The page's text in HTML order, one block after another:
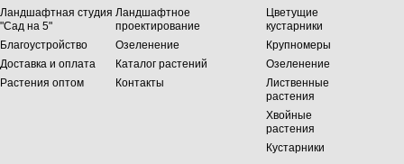
Ландшафтная студия
"Сад на 5"
Ландшафтное
проектирование
Благоустройство
Озеленение
Доставка и оплата
Каталог растений
Растения оптом
Контакты
Цветущие
кустарники
Крупномеры
Озеленение
Лиственные
растения
Хвойные
растения
Кустарники